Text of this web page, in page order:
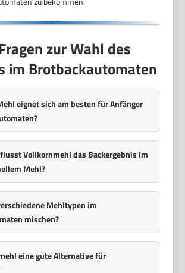
zur Wahl des
im Brotbackautomaten
eignet sich am besten für Anfänger
Vollkornmehl das Backergebnis im
Mehl?
Mehltypen im
mischen?
eine gute Alternative für